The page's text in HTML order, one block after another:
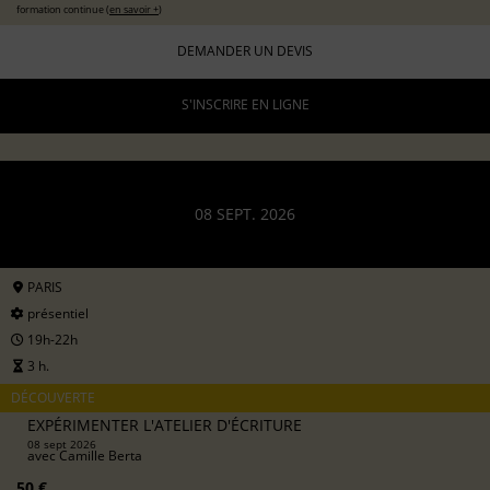
formation continue (en savoir +)
DEMANDER UN DEVIS
S'INSCRIRE EN LIGNE
08 SEPT. 2026
PARIS
présentiel
19h-22h
3 h.
DÉCOUVERTE
EXPÉRIMENTER L'ATELIER D'ÉCRITURE
08 sept 2026
avecCamille Berta